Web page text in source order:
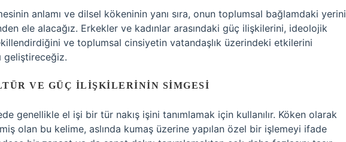
anlamı ve dilsel kökeninin yanı sıra, onun toplumsal bağlamdaki yerini
ele alacağız. Erkekler ve kadınlar arasındaki güç ilişkilerini, ideolojik
ve toplumsal cinsiyetin vatandaşlık üzerindeki etkilerini
geliştireceğiz.
VE GÜÇ İLIŞKILERININ SIMGESI
genellikle el işi bir tür nakış işini tanımlamak için kullanılır. Köken olarak
olan bu kelime, aslında kumaş üzerine yapılan özel bir işlemeyi ifade